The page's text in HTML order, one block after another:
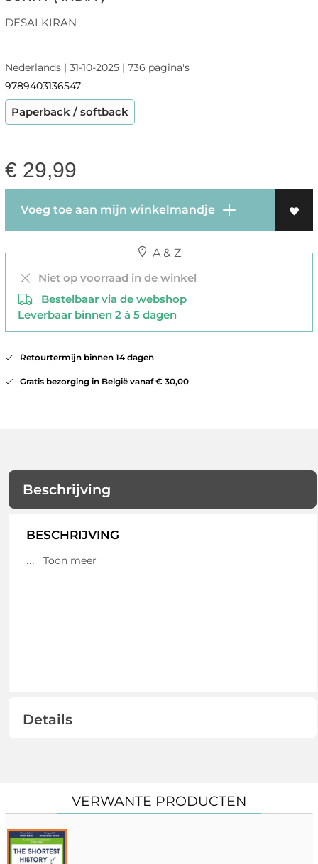
DESAI KIRAN
Nederlands | 31-10-2025 | 736 pagina's
9789403136547
Paperback / softback
€ 29,99
Voeg toe aan mijn winkelmandje
A & Z
Niet op voorraad in de winkel
Bestelbaar via de webshop
Leverbaar binnen 2 à 5 dagen
Retourtermijn binnen 14 dagen
Gratis bezorging in België vanaf € 30,00
Beschrijving
BESCHRIJVING
... Toon meer
Details
VERWANTE PRODUCTEN